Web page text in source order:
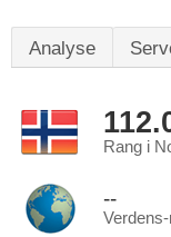
Analyse
Rang i
--